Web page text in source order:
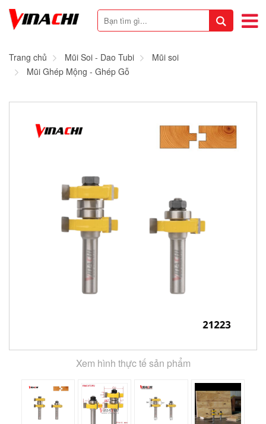
Trang chủ Mũi Soi - Dao Tubi
Mũi soi
Mũi Ghép Mộng - Ghép Gỗ
Xem hình thực tế sản phẩm